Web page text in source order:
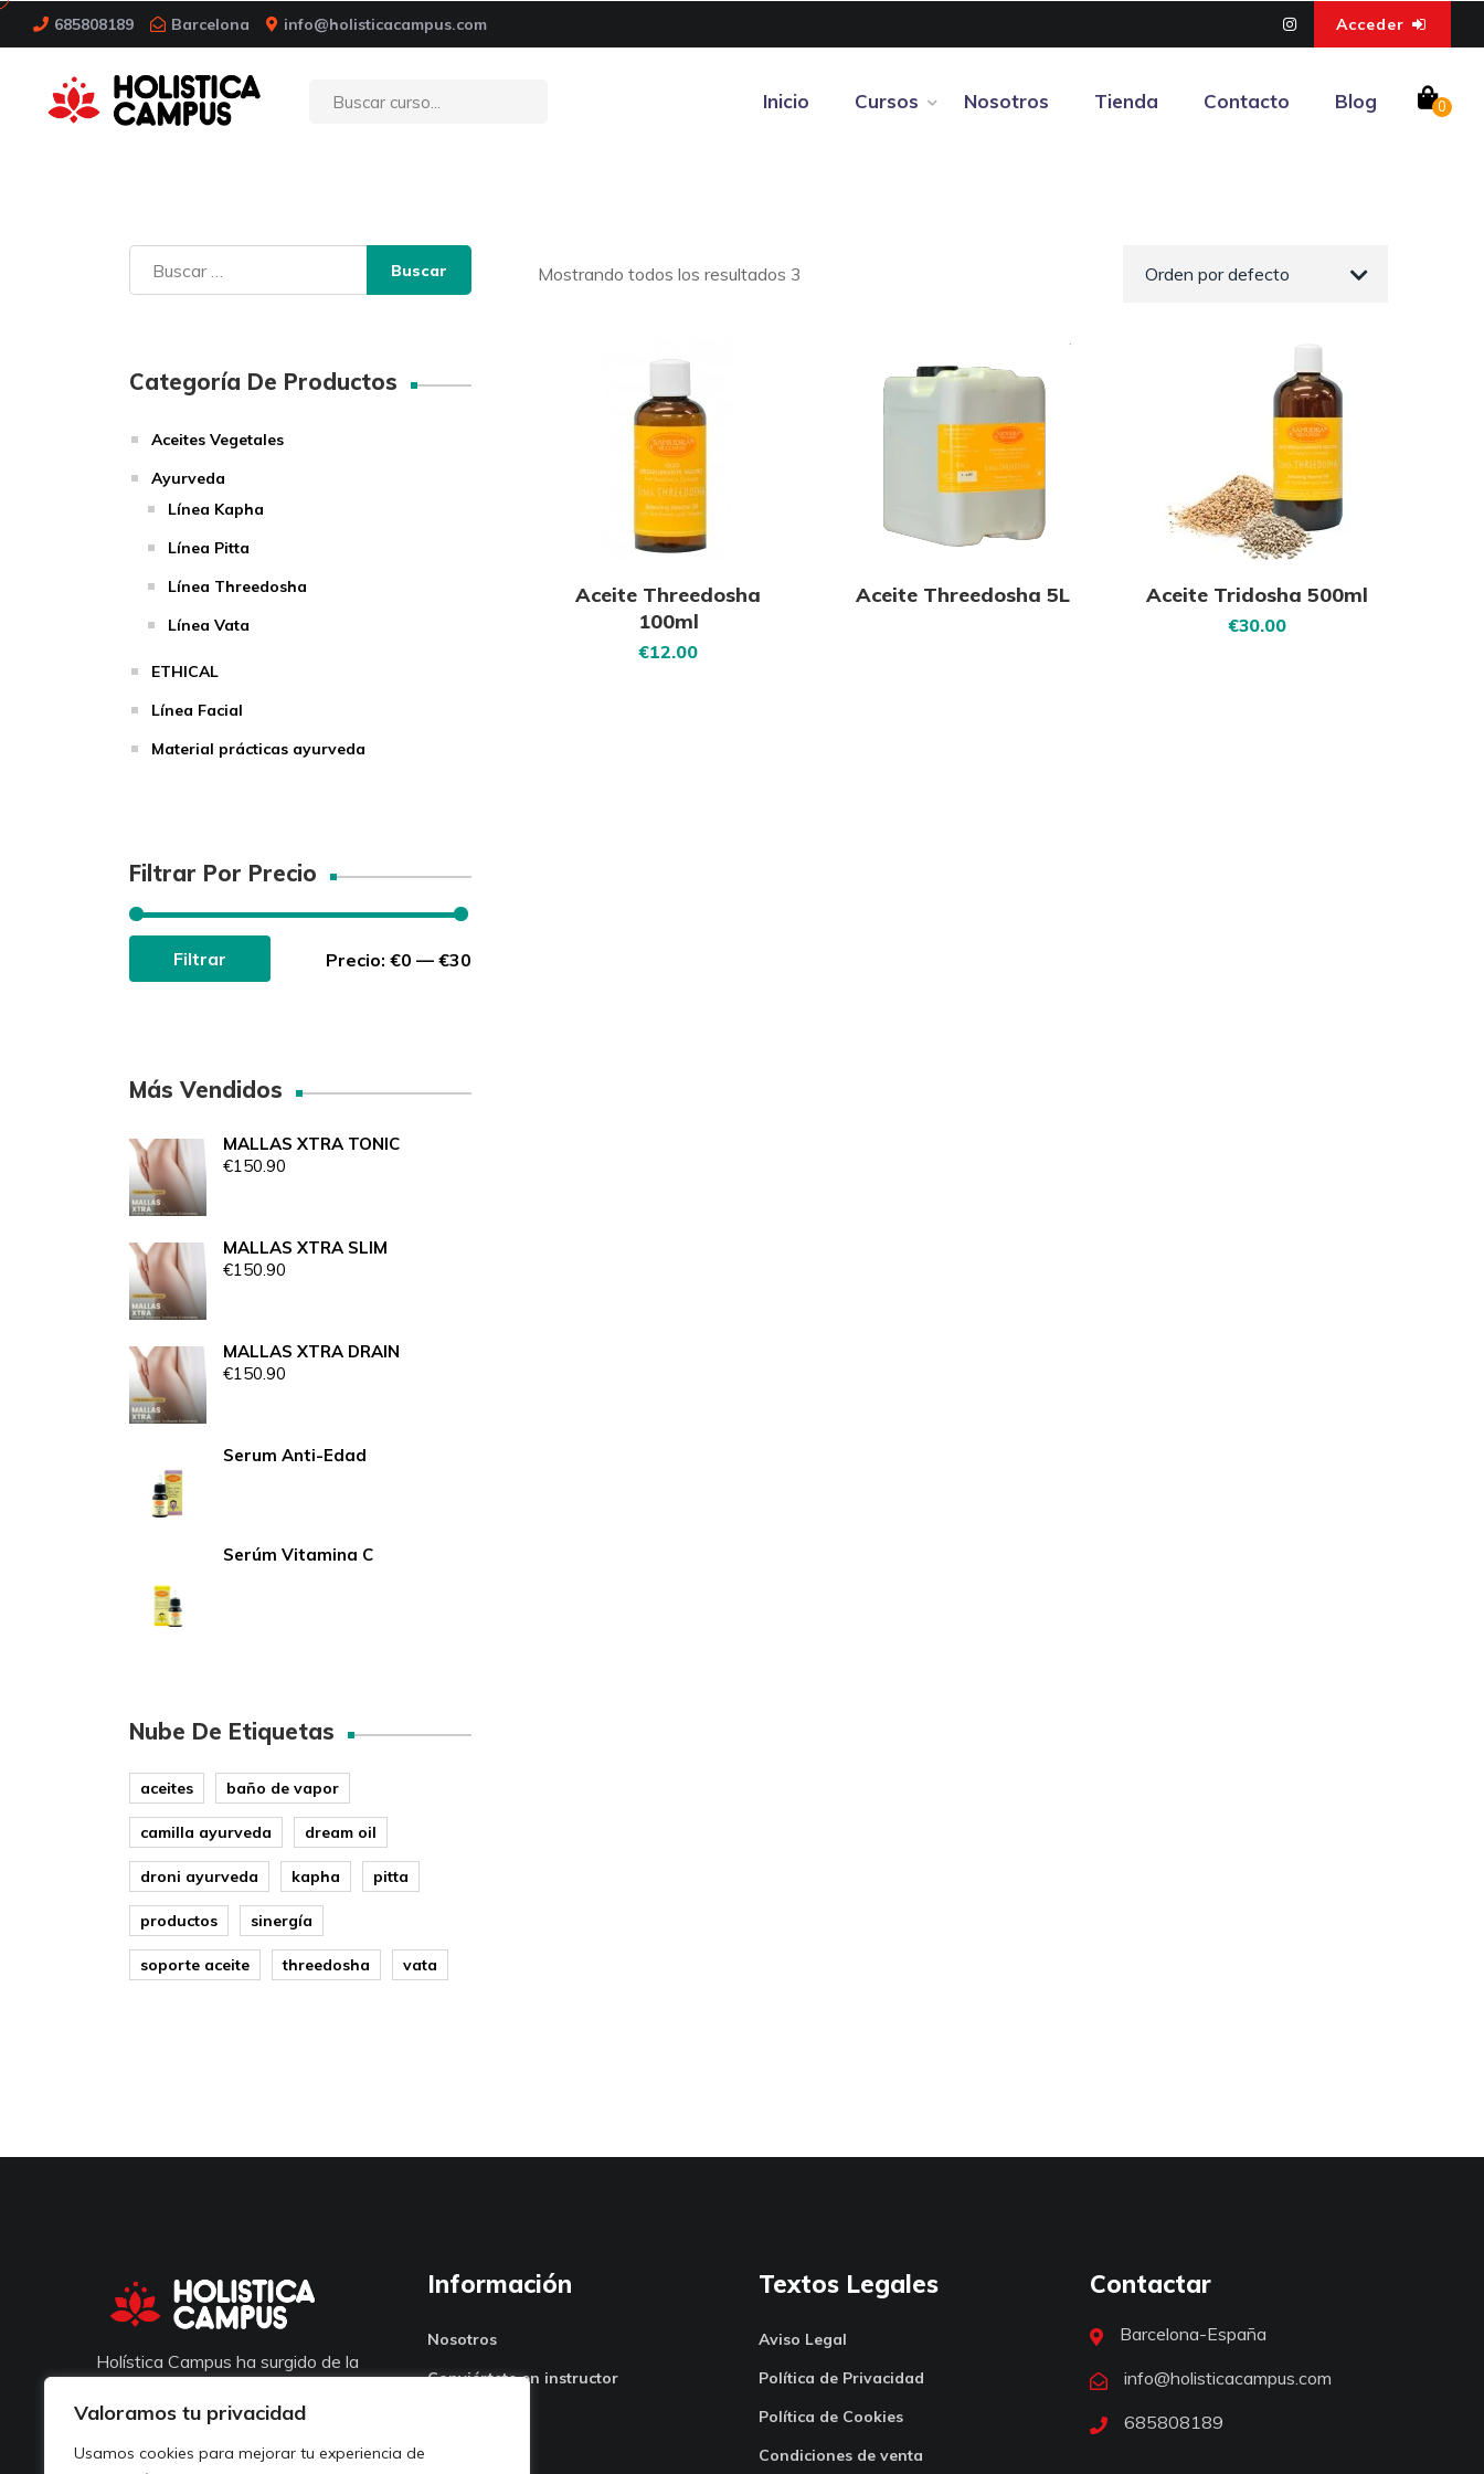
Valoramos tu privacidad
Usamos cookies para mejorar tu experiencia de
685808189 Barcelona info@holisticacampus.com Acceder
Inicio Cursos Nosotros Tienda Contacto Blog 0
Mostrando todos los resultados 3
Aceite Threedosha
100ml
€12.00
Aceite Threedosha 5L Aceite Tridosha 500ml
€30.00
Buscar:
Categoría De Productos
Aceites Vegetales
Ayurveda
Línea Kapha
Línea Pitta
Línea Threedosha
Línea Vata
ETHICAL
Línea Facial
Material prácticas ayurveda
Filtrar Por Precio
Filtrar Precio: €0 — €30
Más Vendidos
MALLAS XTRA TONIC
€150.90
MALLAS XTRA SLIM
€150.90
MALLAS XTRA DRAIN
€150.90
Serum Anti-Edad
Serúm Vitamina C
Nube De Etiquetas
aceites baño de vapor
camilla ayurveda dream oil
droni ayurveda kapha pitta
productos sinergía
soporte aceite threedosha vata
Holística Campus ha surgido de la
poder comunicar y traspasar todos
los conocimientos adquiridos.
Información
Nosotros
Conviértete en instructor
Textos Legales
Aviso Legal
Política de Privacidad
Política de Cookies
Condiciones de venta
Contactar
Barcelona-España
info@holisticacampus.com
685808189